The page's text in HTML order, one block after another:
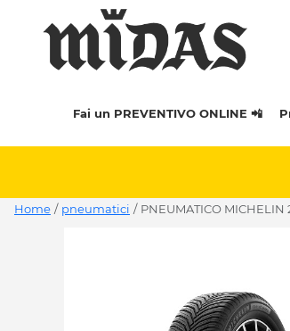
Fai un PREVENTIVO ONLINE 📲
Home / pneumatici / PNEUMATICO MICHELIN